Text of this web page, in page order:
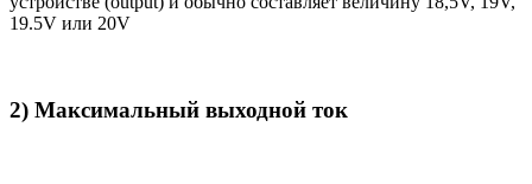
19.5V или 20V
2) Максимальный выходной ток